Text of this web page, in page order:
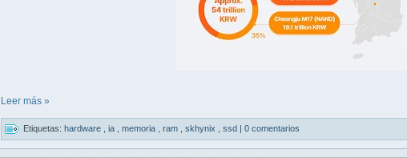
Leer más »
Etiquetas: hardware ia memoria ram skhynix ssd | 0 comentarios